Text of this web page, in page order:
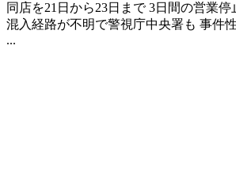
同店を21日から23日まで 3日間の営業
混入経路が不明で警視庁中央署も 事件
...